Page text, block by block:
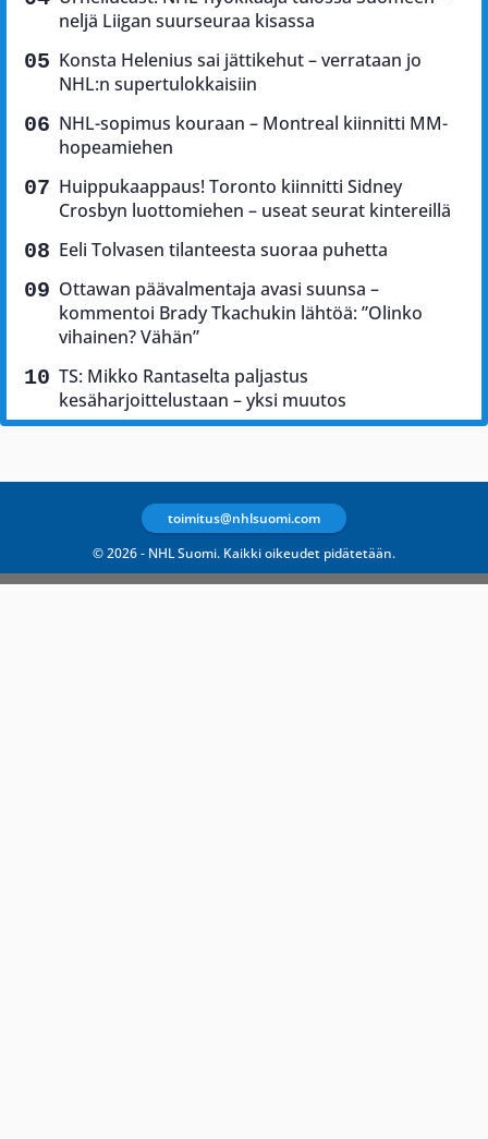
neljä Liigan suurseuraa kisassa
Konsta Helenius sai jättikehut – verrataan jo
NHL:n supertulokkaisiin
NHL-sopimus kouraan – Montreal kiinnitti MM-
hopeamiehen
Huippukaappaus! Toronto kiinnitti Sidney
Crosbyn luottomiehen – useat seurat kintereillä
Eeli Tolvasen tilanteesta suoraa puhetta
Ottawan päävalmentaja avasi suunsa –
kommentoi Brady Tkachukin lähtöä: ”Olinko
vihainen? Vähän”
TS: Mikko Rantaselta paljastus
kesäharjoittelustaan – yksi muutos
© 2026 - NHL Suomi. Kaikki oikeudet pidätetään.
toimitus@nhlsuomi.com